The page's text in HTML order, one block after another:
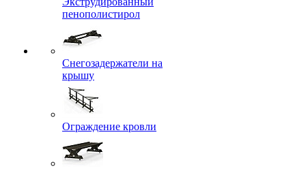
пенополистирол
Снегозадержатели на
крышу
Ограждение кровли